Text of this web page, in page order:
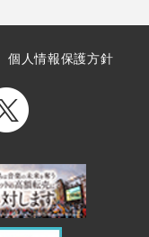
個人情報保護方針